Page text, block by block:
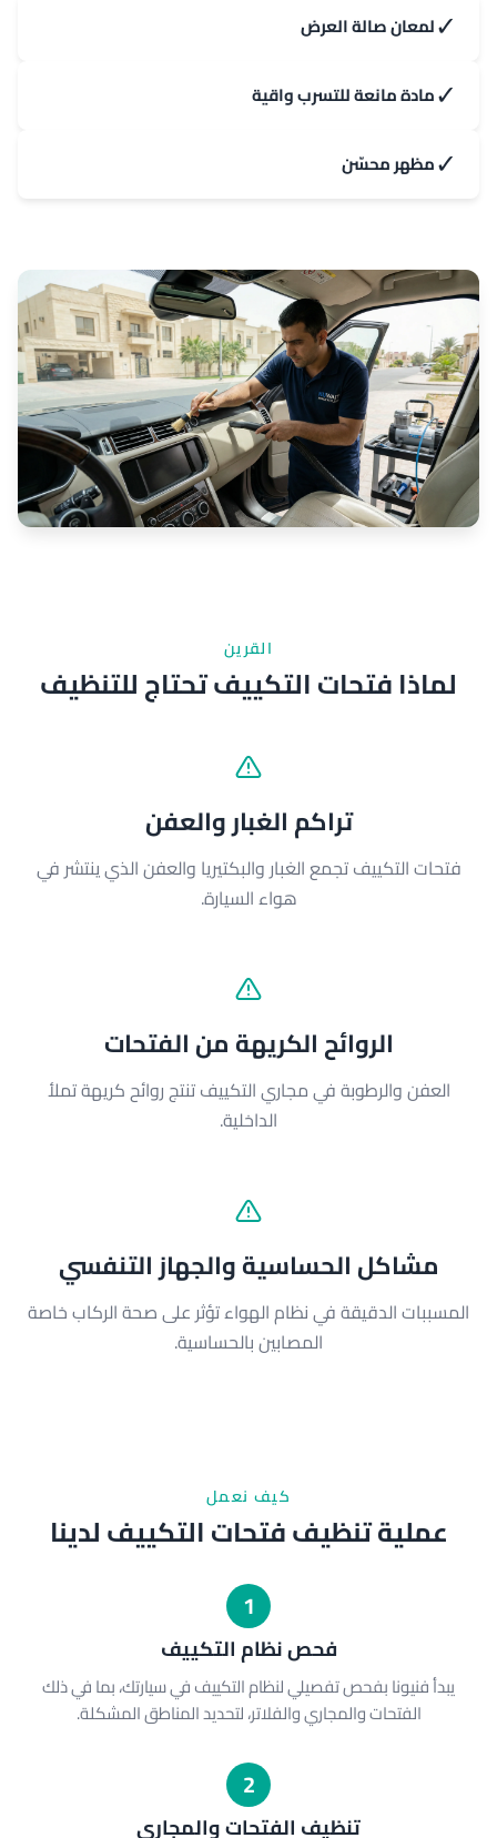
✓لمعان صالة العرض
✓مادة مانعة للتسرب واقية
✓مظهر محسّن
القرين
لماذا فتحات التكييف تحتاج للتنظيف
تراكم الغبار والعفن
فتحات التكييف تجمع الغبار والبكتيريا والعفن الذي ينتشر في
هواء السيارة.
الروائح الكريهة من الفتحات
العفن والرطوبة في مجاري التكييف تنتج روائح كريهة تملأ
الداخلية.
مشاكل الحساسية والجهاز التنفسي
المسببات الدقيقة في نظام الهواء تؤثر على صحة الركاب خاصة
المصابين بالحساسية.
كيف نعمل
عملية تنظيف فتحات التكييف لدينا
1
فحص نظام التكييف
يبدأ فنيونا بفحص تفصيلي لنظام التكييف في سيارتك، بما في ذلك
الفتحات والمجاري والفلاتر، لتحديد المناطق المشكلة.
2
تنظيف الفتحات والمجاري